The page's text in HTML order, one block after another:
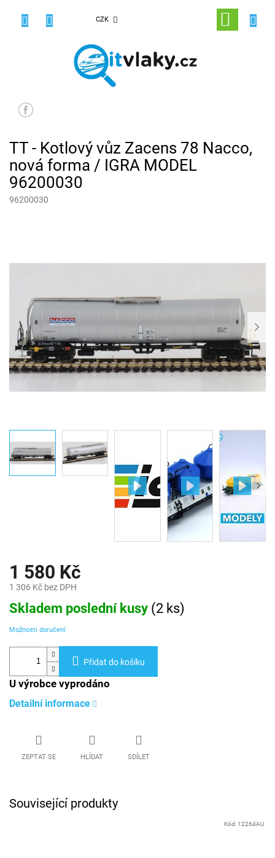
CZK
NÁKUPNÍ
KOŠÍK
TT - Kotlový vůz Zacens 78 Nacco,
nová forma / IGRA MODEL
96200030
96200030
1 580 Kč
1 306 Kč bez DPH
Měrná
cena:
Skladem poslední kusy (2 ks)
Možnosti doručení
Přidat do košíku
U výrobce vyprodáno
Detailní informace
ZEPTAT SE HLÍDAT SDÍLET
Související produkty
Kód: 12264AU